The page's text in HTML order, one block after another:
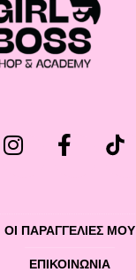
ΟΙ ΠΑΡΑΓΓΕΛΙΕΣ ΜΟΥ
ΕΠΙΚΟΙΝΩΝΊΑ